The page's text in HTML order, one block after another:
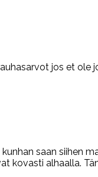
jos et ole
saan siihen
kovasti alhaalla.